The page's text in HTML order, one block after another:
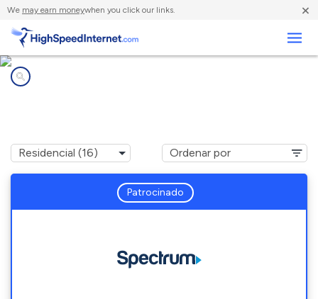
We may earn moneywhen you click our links. ×
Patrocinado